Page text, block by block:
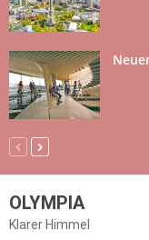
OLYMPIA
Klarer Himmel